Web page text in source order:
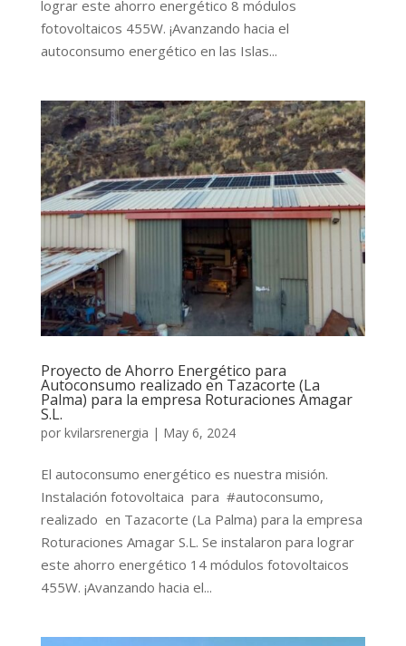
lograr este ahorro energético 8 módulos
fotovoltaicos 455W. ¡Avanzando hacia el
autoconsumo energético en las Islas...
Proyecto de Ahorro Energético para
Autoconsumo realizado en Tazacorte (La
Palma) para la empresa Roturaciones Amagar
S.L.
por kvilarsrenergia | May 6, 2024
El autoconsumo energético es nuestra misión.
Instalación fotovoltaica para #autoconsumo,
realizado en Tazacorte (La Palma) para la empresa
Roturaciones Amagar S.L. Se instalaron para lograr
este ahorro energético 14 módulos fotovoltaicos
455W. ¡Avanzando hacia el...